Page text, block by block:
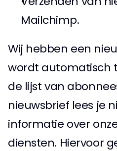
Mailchimp.
Wij hebben een
wordt automatisch
de lijst van
nieuwsbrief lees je
informatie over
diensten. Hiervoor